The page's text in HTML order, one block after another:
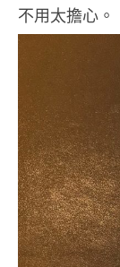
不用太擔心。